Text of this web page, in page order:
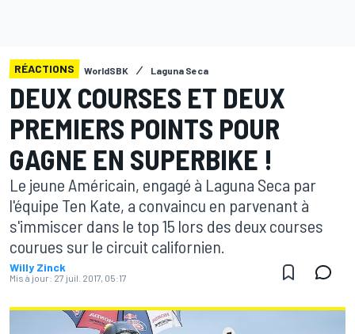
RÉACTIONS WorldSBK Laguna Seca
DEUX COURSES ET DEUX
PREMIERS POINTS POUR
GAGNE EN SUPERBIKE !
Le jeune Américain, engagé à Laguna Seca par
l'équipe Ten Kate, a convaincu en parvenant à
s'immiscer dans le top 15 lors des deux courses
courues sur le circuit californien.
Willy Zinck
Mis à jour: 27 juil. 2017, 05:17